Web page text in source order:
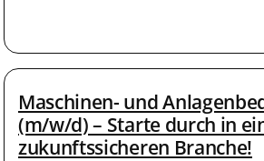
Maschinen- und
(m/w/d) – Starte durch in
zukunftssicheren Branche!